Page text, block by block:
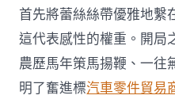
首先將蕾絲絲帶優雅地繫
這代表感性的權重。開局
農歷馬年策馬揚鞭、一往
明了奮進標汽車零件貿易